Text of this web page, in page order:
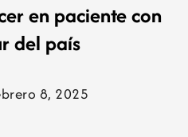
en paciente con
del país
8, 2025